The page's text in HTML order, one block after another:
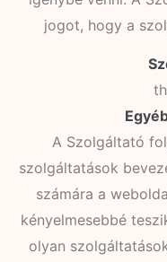
jogot, hogy a
A Szolgáltató
szolgáltatások
számára a
kényelmesebbé
olyan